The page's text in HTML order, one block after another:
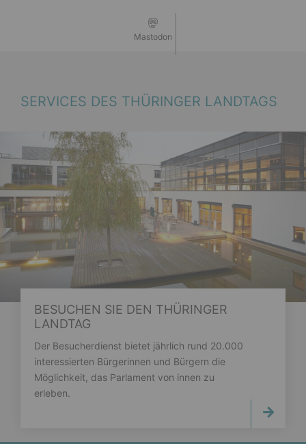
Mastodon
SERVICES DES THÜRINGER LANDTAGS
BESUCHEN SIE DEN THÜRINGER
LANDTAG
Der Besucherdienst bietet jährlich rund 20.000
interessierten Bürgerinnen und Bürgern die
Möglichkeit, das Parlament von innen zu
erleben.